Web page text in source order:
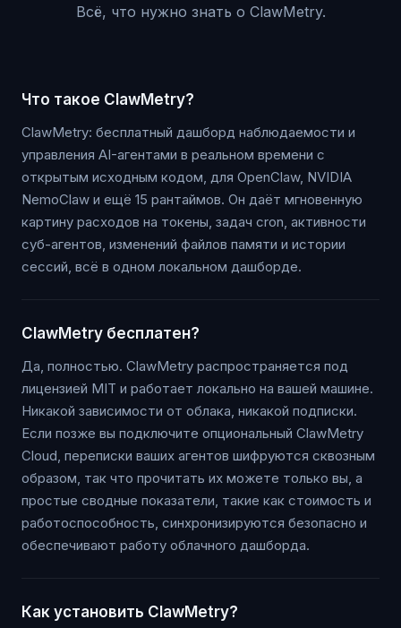
Всё, что нужно знать о ClawMetry.
Что такое ClawMetry?
ClawMetry: бесплатный дашборд наблюдаемости и
управления AI-агентами в реальном времени с
открытым исходным кодом, для OpenClaw, NVIDIA
NemoClaw и ещё 15 рантаймов. Он даёт мгновенную
картину расходов на токены, задач cron, активности
суб-агентов, изменений файлов памяти и истории
сессий, всё в одном локальном дашборде.
ClawMetry бесплатен?
Да, полностью. ClawMetry распространяется под
лицензией MIT и работает локально на вашей машине.
Никакой зависимости от облака, никакой подписки.
Если позже вы подключите опциональный ClawMetry
Cloud, переписки ваших агентов шифруются сквозным
образом, так что прочитать их можете только вы, а
простые сводные показатели, такие как стоимость и
работоспособность, синхронизируются безопасно и
обеспечивают работу облачного дашборда.
Как установить ClawMetry?